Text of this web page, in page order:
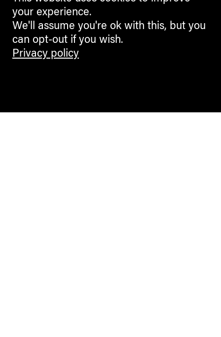
your experience.
We'll assume you're ok with this, but you
can opt-out if you wish.
Privacy policy